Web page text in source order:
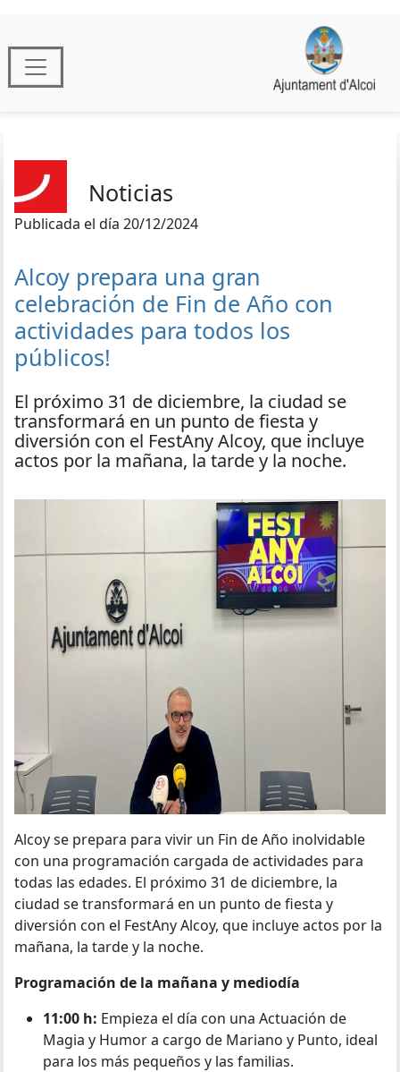
Noticias
Publicada el día 20/12/2024
Alcoy prepara una gran
celebración de Fin de Año con
actividades para todos los
públicos!
El próximo 31 de diciembre, la ciudad se
transformará en un punto de fiesta y
diversión con el FestAny Alcoy, que incluye
actos por la mañana, la tarde y la noche.
Alcoy se prepara para vivir un Fin de Año inolvidable
con una programación cargada de actividades para
todas las edades. El próximo 31 de diciembre, la
ciudad se transformará en un punto de fiesta y
diversión con el FestAny Alcoy, que incluye actos por la
mañana, la tarde y la noche.
Programación de la mañana y mediodía
11:00 h: Empieza el día con una Actuación de
Magia y Humor a cargo de Mariano y Punto, ideal
para los más pequeños y las familias.